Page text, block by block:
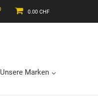
0.00 CHF
Unsere Marken